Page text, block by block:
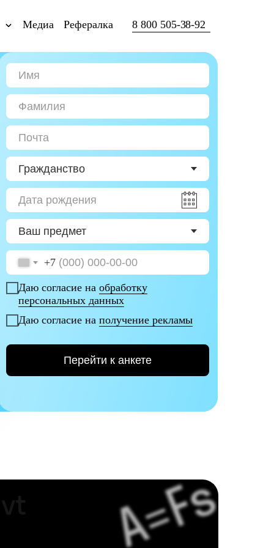
Медиа Рефералка 8 800 505-38-92
+7
Даю согласие на обработку
персональных данных
Даю согласие на получение рекламы
Перейти к анкете